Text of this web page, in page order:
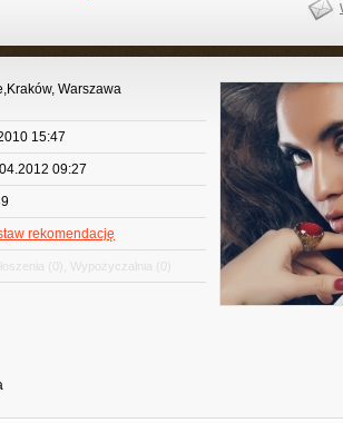
Warszawa
15:47
09:27
rekomendację
(0) Wypożyczalnia (0)